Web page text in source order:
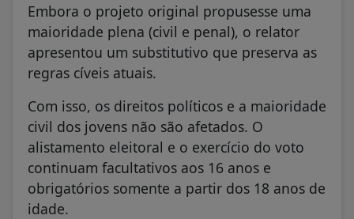
Embora o projeto original propusesse uma
maioridade plena (civil e penal), o relator
apresentou um substitutivo que preserva as
regras cíveis atuais.
Com isso, os direitos políticos e a maioridade
civil dos jovens não são afetados. O
alistamento eleitoral e o exercício do voto
continuam facultativos aos 16 anos e
obrigatórios somente a partir dos 18 anos de
idade.